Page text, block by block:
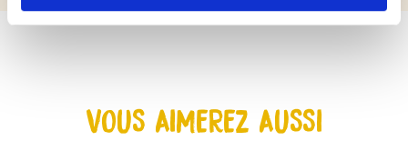
VOUS AIMEREZ AUSSI